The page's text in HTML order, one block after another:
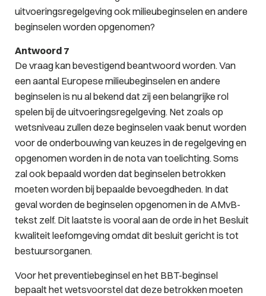
uitvoeringsregelgeving ook milieubeginselen en andere
beginselen worden opgenomen?
Antwoord 7
De vraag kan bevestigend beantwoord worden. Van
een aantal Europese milieubeginselen en andere
beginselen is nu al bekend dat zij een belangrijke rol
spelen bij de uitvoeringsregelgeving. Net zoals op
wetsniveau zullen deze beginselen vaak benut worden
voor de onderbouwing van keuzes in de regelgeving en
opgenomen worden in de nota van toelichting. Soms
zal ook bepaald worden dat beginselen betrokken
moeten worden bij bepaalde bevoegdheden. In dat
geval worden de beginselen opgenomen in de AMvB-
tekst zelf. Dit laatste is vooral aan de orde in het Besluit
kwaliteit leefomgeving omdat dit besluit gericht is tot
bestuursorganen.
Voor het preventiebeginsel en het BBT-beginsel
bepaalt het wetsvoorstel dat deze betrokken moeten